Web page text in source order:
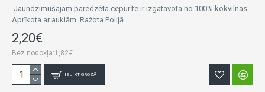
Jaundzimušajam paredzēta cepurīte ir izgatavota no 100% kokvilnas.
Aprīkota ar auklām. Ražota Polijā...
2,20€
Bez nodokļa:1,82€
IELIKT GROZĀ